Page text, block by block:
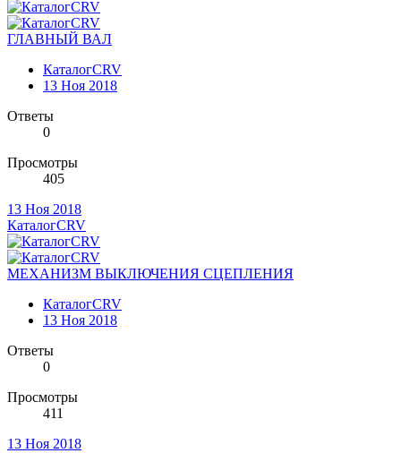
ГЛАВНЫЙ ВАЛ
КаталогCRV
13 Ноя 2018
Ответы
0
Просмотры
405
13 Ноя 2018
КаталогCRV
МЕХАНИЗМ ВЫКЛЮЧЕНИЯ СЦЕПЛЕНИЯ
КаталогCRV
13 Ноя 2018
Ответы
0
Просмотры
411
13 Ноя 2018